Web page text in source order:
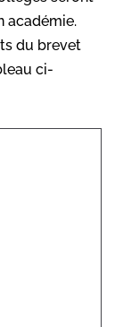
académie.
du brevet
ci-